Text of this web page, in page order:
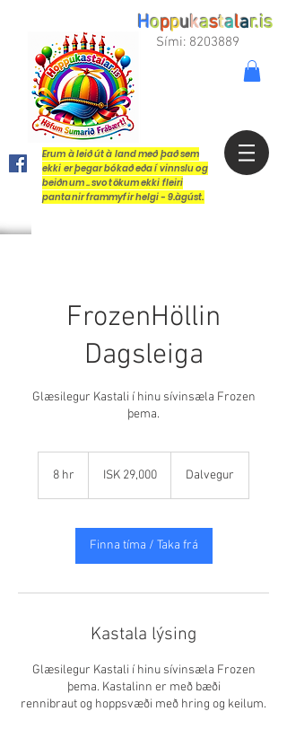
Erum à leið út à land með það sem
ekki er þegar bókað eða í vinnslu og
beiðnum .. svo tökum ekki fleiri
pantanir frammyfir helgi - 9.àgúst.
Sími: 8203889
Hoppukastalar.is
FrozenHöllin
Dagsleiga
Glæsilegur Kastali í hinu sívinsæla Frozen
þema.
8 hr
krónurISK 29,000 Dalvegur
Finna tíma / Taka frá
Kastala lýsing
Glæsilegur Kastali í hinu sívinsæla Frozen
þema. Kastalinn er með bæði
rennibraut og hoppsvæði með hring og keilum.